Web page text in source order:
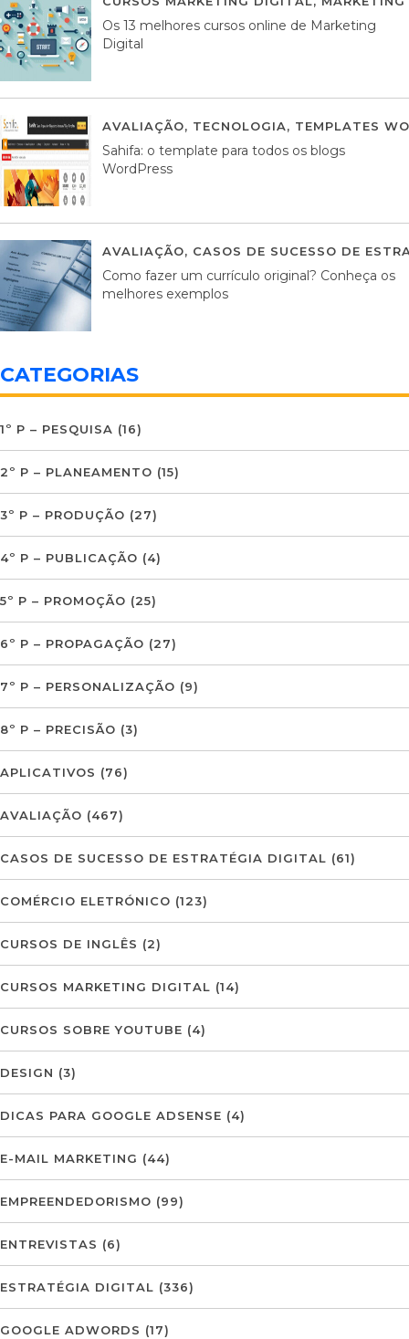
Os 13 melhores cursos online de Marketing
Digital
AVALIAÇÃO, TECNOLOGIA, TEMPLATES
Sahifa: o template para todos os blogs
WordPress
AVALIAÇÃO, CASOS DE SUCESSO DE
Como fazer um currículo original? Conheça os
melhores exemplos
CATEGORIAS
1º P – PESQUISA (16)
2º P – PLANEAMENTO (15)
3º P – PRODUÇÃO (27)
4º P – PUBLICAÇÃO (4)
5º P – PROMOÇÃO (25)
6º P – PROPAGAÇÃO (27)
7º P – PERSONALIZAÇÃO (9)
8º P – PRECISÃO (3)
APLICATIVOS (76)
AVALIAÇÃO (467)
CASOS DE SUCESSO DE ESTRATÉGIA DIGITAL (61)
COMÉRCIO ELETRÓNICO (123)
CURSOS DE INGLÊS (2)
CURSOS MARKETING DIGITAL (14)
CURSOS SOBRE YOUTUBE (4)
DESIGN (3)
DICAS PARA GOOGLE ADSENSE (4)
E-MAIL MARKETING (44)
EMPREENDEDORISMO (99)
ENTREVISTAS (6)
ESTRATÉGIA DIGITAL (336)
GOOGLE ADWORDS (17)